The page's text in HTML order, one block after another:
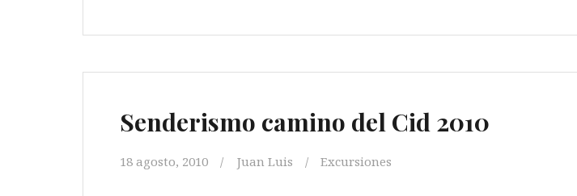
Senderismo camino del Cid 2010
18 agosto, 2010 Juan Luis Excursiones